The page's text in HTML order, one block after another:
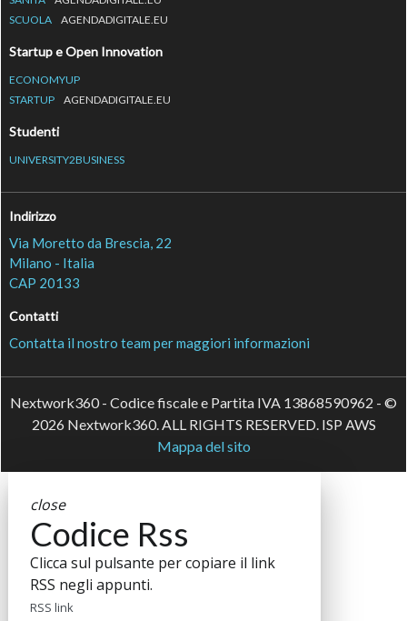
SCUOLA
AGENDADIGITALE.EU
Startup e Open Innovation
ECONOMYUP
STARTUP
AGENDADIGITALE.EU
Studenti
UNIVERSITY2BUSINESS
Indirizzo
Via Moretto da Brescia, 22
Milano - Italia
CAP 20133
Contatti
Contatta il nostro team per maggiori informazioni
Nextwork360 - Codice fiscale e Partita IVA 13868590962 - ©
2026 Nextwork360. ALL RIGHTS RESERVED. ISP AWS
Mappa del sito
close
Codice Rss
Clicca sul pulsante per copiare il link
RSS negli appunti.
RSS link